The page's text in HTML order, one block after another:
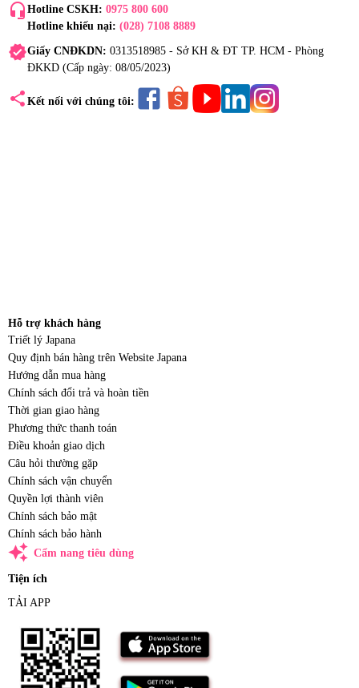
headset_mic Hotline CSKH: 0975 800 600
Hotline khiếu nại: (028) 7108 8889
verifiedGiấy CNĐKDN: 0313518985 - Sở KH & ĐT TP. HCM - Phòng
ĐKKD (Cấp ngày: 08/05/2023)
share Kết nối với chúng tôi:
Hỗ trợ khách hàng
Triết lý Japana
Quy định bán hàng trên Website Japana
Hướng dẫn mua hàng
Chính sách đổi trả và hoàn tiền
Thời gian giao hàng
Phương thức thanh toán
Điều khoản giao dịch
Câu hỏi thường gặp
Chính sách vận chuyển
Quyền lợi thành viên
Chính sách bảo mật
Chính sách bảo hành
auto_awesome Cẩm nang tiêu dùng
Tiện ích
TẢI APP